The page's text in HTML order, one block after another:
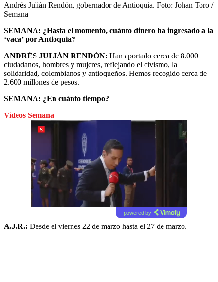
Andrés Julián Rendón, gobernador de Antioquia. Foto: Johan Toro /
Semana
SEMANA: ¿Hasta el momento, cuánto dinero ha ingresado a la
‘vaca’ por Antioquia?
ANDRÉS JULIÁN RENDÓN: Han aportado cerca de 8.000
ciudadanos, hombres y mujeres, reflejando el civismo, la
solidaridad, colombianos y antioqueños. Hemos recogido cerca de
2.600 millones de pesos.
SEMANA: ¿En cuánto tiempo?
Videos Semana
powered by
A.J.R.: Desde el viernes 22 de marzo hasta el 27 de marzo.